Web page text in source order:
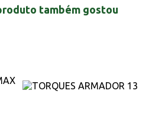
também gostou